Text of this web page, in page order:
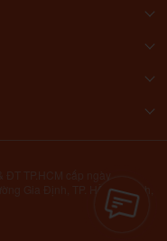
Gia Định, TP. Hồ Chí Minh,